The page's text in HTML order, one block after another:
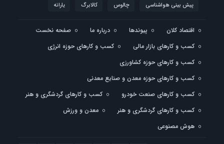
پیش بینی هواشناسی
چالوس کالابرگ یارانه
اقتصاد کلان پیوندها درباره ما
صفحه نخست
کسب و کارهای بازار مالی
کسب و کارهای حوزه انرژی
کسب و کارهای حوزه کشاورزی
کسب و کارهای حوزه معدن و صنایع معدنی
کسب و کارهای صنعت خودرو
کسب و کارهای گردشگری و هنر
کسب و کارهای گردشگری و هنر
معدن و ورزش
هوش مصنوعی